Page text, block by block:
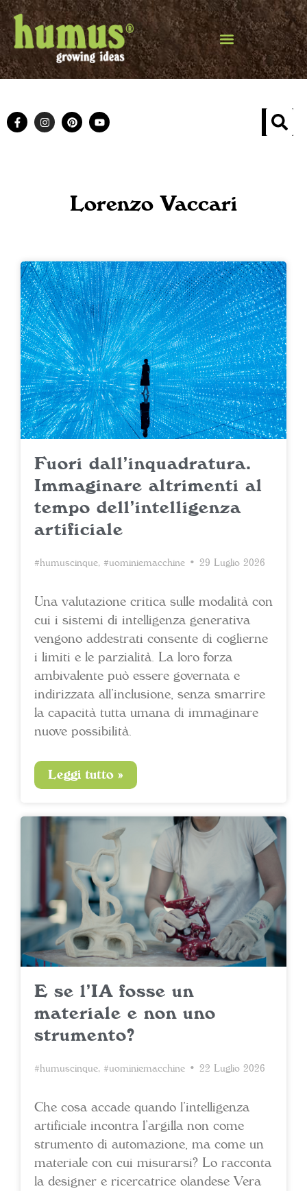
Lorenzo Vaccari
Fuori dall’inquadratura.
Immaginare altrimenti al
tempo dell’intelligenza
artificiale
#humuscinque, #uominiemacchine • 29 Luglio 2026
Una valutazione critica sulle modalità con
cui i sistemi di intelligenza generativa
vengono addestrati consente di coglierne
i limiti e le parzialità. La loro forza
ambivalente può essere governata e
indirizzata all’inclusione, senza smarrire
la capacità tutta umana di immaginare
nuove possibilità.
Leggi tutto »
E se l’IA fosse un
materiale e non uno
strumento?
#humuscinque, #uominiemacchine • 22 Luglio 2026
Che cosa accade quando l’intelligenza
artificiale incontra l’argilla non come
strumento di automazione, ma come un
materiale con cui misurarsi? Lo racconta
la designer e ricercatrice olandese Vera